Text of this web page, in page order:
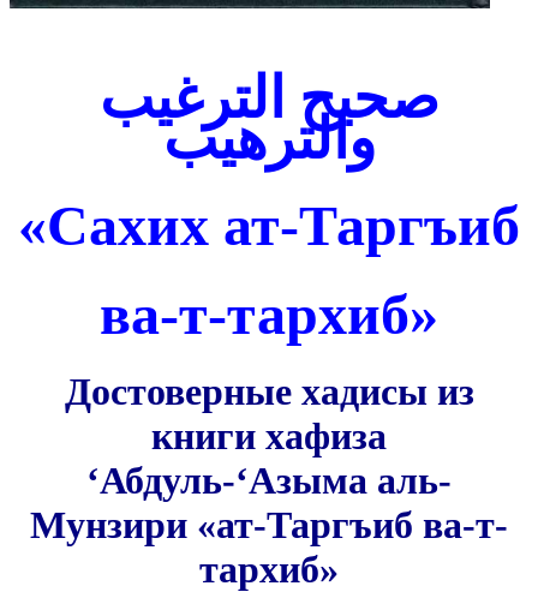
صحيح الترغيب
والترهيب
«Сахих ат-Таргъиб
ва-т-тархиб»
Достоверные хадисы из
книги хафиза
‘Абдуль-‘Азыма аль-
Мунзири «ат-Таргъиб ва-т-
тархиб»